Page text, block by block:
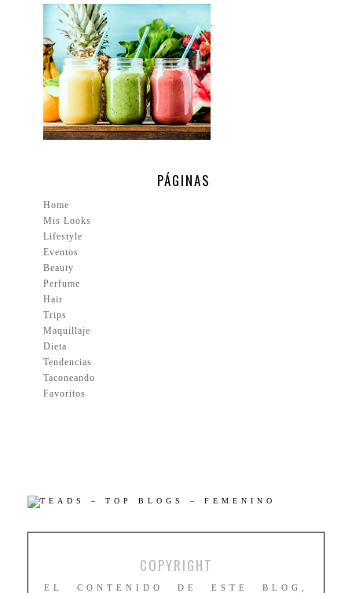
.
PÁGINAS
Home
Mis Looks
Lifestyle
Eventos
Beauty
Perfume
Hair
Trips
Maquillaje
Dieta
Tendencias
Taconeando
Favoritos
COPYRIGHT
EL CONTENIDO DE ESTE BLOG,